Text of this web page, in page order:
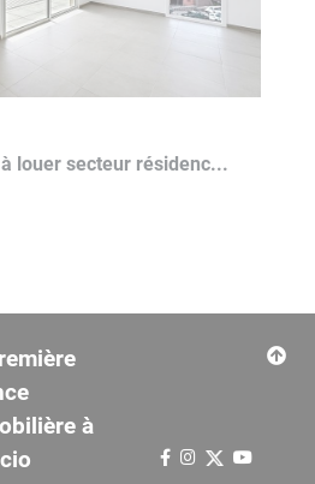
louer secteur résidenc...
à